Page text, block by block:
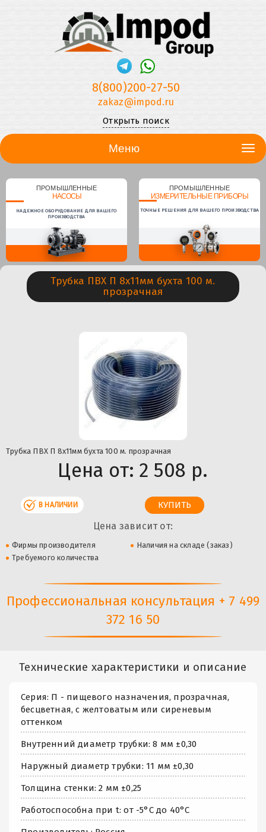
8(800)200-27-50
zakaz@impod.ru
Открыть поиск
Меню
ПРОМЫШЛЕННЫЕ
НАСОСЫ
НАДЕЖНОЕ ОБОРУДОВАНИЕ ДЛЯ ВАШЕГО
ПРОИЗВОДСТВА
ПРОМЫШЛЕННЫЕ
ИЗМЕРИТЕЛЬНЫЕ ПРИБОРЫ
ТОЧНЫЕ РЕШЕНИЯ ДЛЯ ВАШЕГО ПРОИЗВОДСТВА
Трубка ПВХ П 8х11мм бухта 100 м.
прозрачная
Трубка ПВХ П 8х11мм бухта 100 м. прозрачная
Цена от: 2 508 р.
В НАЛИЧИИ
Цена зависит от:
Фирмы производителя
Наличия на складе (заказ)
Требуемого количества
Профессиональная консультация + 7 499
372 16 50
Технические характеристики и описание
Серия: П - пищевого назначения, прозрачная,
бесцветная, с желтоватым или сиреневым
оттенком
Внутренний диаметр трубки: 8 мм ±0,30
Наружный диаметр трубки: 11 мм ±0,30
Толщина стенки: 2 мм ±0,25
Работоспособна при t: от -5°С до 40°С